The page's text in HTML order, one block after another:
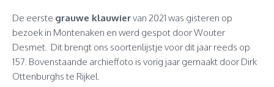
De eerste grauwe klauwiervan 2021 was gisteren op
bezoek in Montenaken en werd gespot door Wouter
Desmet. Dit brengt ons soortenlijstje voor dit jaar reeds op
157. Bovenstaande archieffoto is vorig jaar gemaakt door Dirk
Ottenburghs te Rijkel.